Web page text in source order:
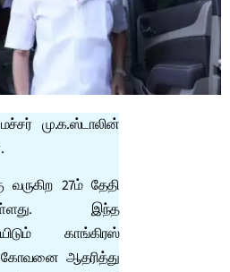
மு.க.ஸ்டாலின்
வருகிற 27ம் தேதி
இந்த
காங்கிரஸ்
ஆதரித்து